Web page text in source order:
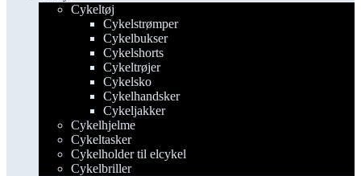
Cykeltøj
Cykelstrømper
Cykelbukser
Cykelshorts
Cykeltrøjer
Cykelsko
Cykelhandsker
Cykeljakker
Cykelhjelme
Cykeltasker
Cykelholder til elcykel
Cykelbriller